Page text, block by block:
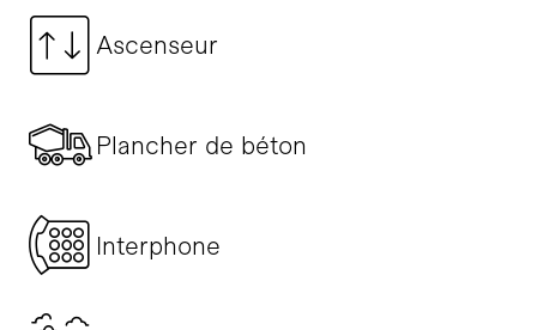
Ascenseur
Plancher de béton
Interphone